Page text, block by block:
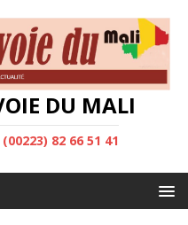
DU MALI
82 66 51 41